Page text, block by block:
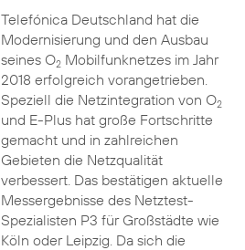
Telefónica Deutschland hat die
Modernisierung und den Ausbau
seines O2Mobilfunknetzes im Jahr
2018 erfolgreich vorangetrieben.
Speziell die Netzintegration von O2
und E-Plus hat große Fortschritte
gemacht und in zahlreichen
Gebieten die Netzqualität
verbessert. Das bestätigen aktuelle
Messergebnisse des Netztest-
Spezialisten P3 für Großstädte wie
Köln oder Leipzig. Da sich die